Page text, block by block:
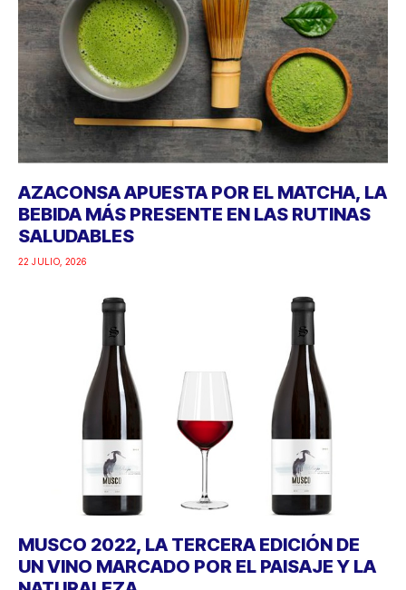
AZACONSA APUESTA POR EL MATCHA, LA
BEBIDA MÁS PRESENTE EN LAS RUTINAS
SALUDABLES
22 JULIO, 2026
MUSCO 2022, LA TERCERA EDICIÓN DE
UN VINO MARCADO POR EL PAISAJE Y LA